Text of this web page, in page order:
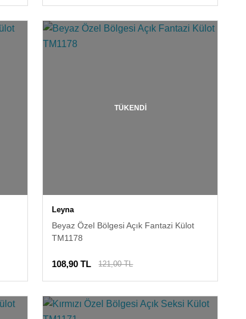
TÜKENDİ
Leyna
Beyaz Özel Bölgesi Açık Fantazi Külot
TM1178
108,90 TL 121,00 TL